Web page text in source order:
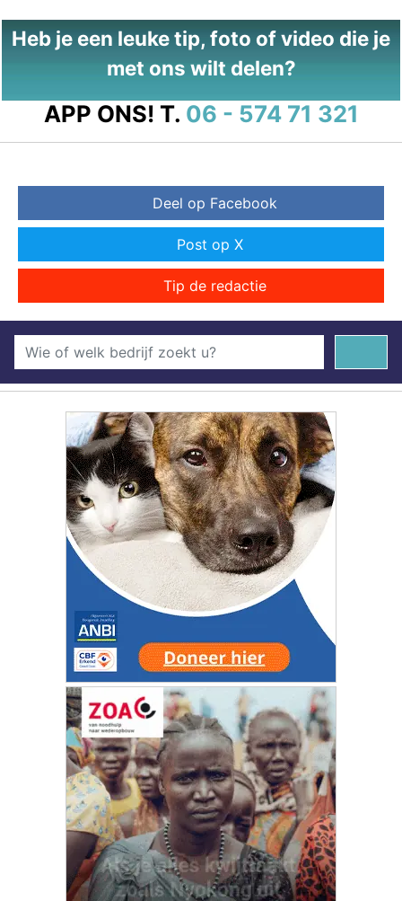
Heb je een leuke tip, foto of video die je
met ons wilt delen?
APP ONS! T. 06 - 574 71 321
Deel op Facebook
Post op X
Tip de redactie